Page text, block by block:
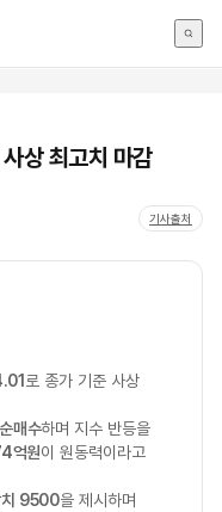
상 최고치 마감
기사출처
로 종가 기준 사상
매수하며 지수 반등을
억원이 원동력이라고
치 9500을 제시하며